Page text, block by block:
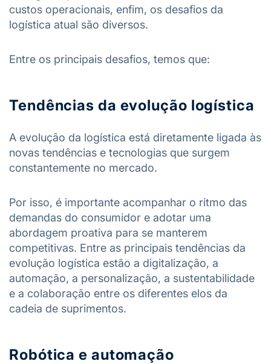
custos operacionais, enfim, os desafios da
logística atual são diversos.
Entre os principais desafios, temos que:
Tendências da evolução logística
A evolução da logística está diretamente ligada às
novas tendências e tecnologias que surgem
constantemente no mercado.
Por isso, é importante acompanhar o ritmo das
demandas do consumidor e adotar uma
abordagem proativa para se manterem
competitivas. Entre as principais tendências da
evolução logística estão a digitalização, a
automação, a personalização, a sustentabilidade
e a colaboração entre os diferentes elos da
cadeia de suprimentos.
Robótica e automação